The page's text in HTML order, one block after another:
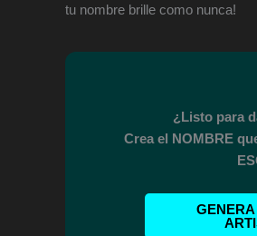
tu nombre brille como nunca!
¿Listo para
Crea el NOMBRE